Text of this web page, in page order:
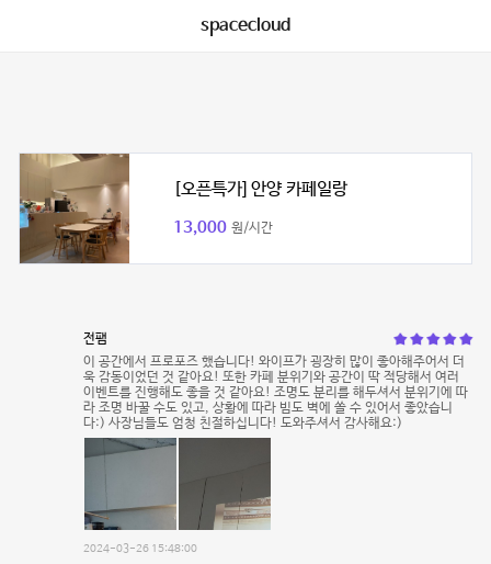
spacecloud
[오픈특가] 안양 카페일랑
13,000 원/시간
전팸
이 공간에서 프로포즈 했습니다! 와이프가 굉장히 많이 좋아해주어서 더
욱 감동이었던 것 같아요! 또한 카페 분위기와 공간이 딱 적당해서 여러
이벤트를 진행해도 좋을 것 같아요! 조명도 분리를 해두셔서 분위기에 따
라 조명 바꿀 수도 있고, 상황에 따라 빔도 벽에 쏠 수 있어서 좋았습니
다:) 사장님들도 엄청 친절하십니다! 도와주셔서 감사해요:)
2024-03-26 15:48:00